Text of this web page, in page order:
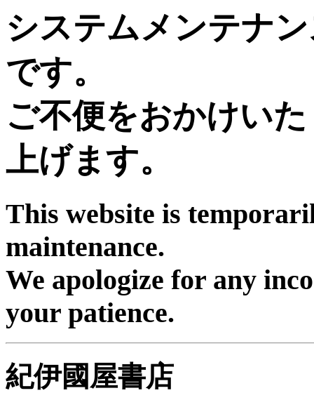
システムメンテナ
です。
ご不便をおかけい
上げます。
This website is
maintenance.
We apologize for any
your patience.
紀伊國屋書店